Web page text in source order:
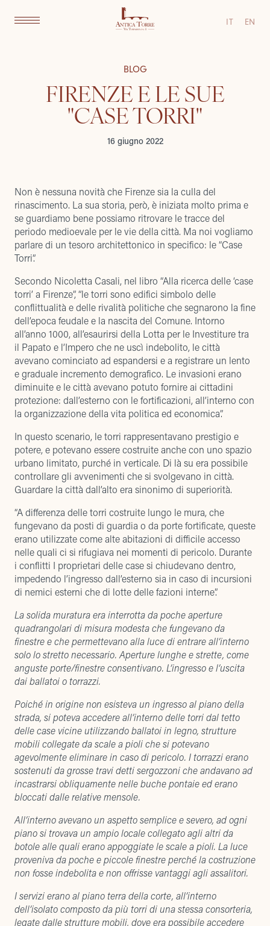
IT EN
BLOG
FIRENZE E LE SUE
"CASE TORRI"
16 giugno 2022
Non è nessuna novità che Firenze sia la culla del
rinascimento. La sua storia, però, è iniziata molto prima e
se guardiamo bene possiamo ritrovare le tracce del
periodo medioevale per le vie della città. Ma noi vogliamo
parlare di un tesoro architettonico in specifico: le “Case
Torri”.
Secondo Nicoletta Casali, nel libro “Alla ricerca delle ‘case
torri’ a Firenze”, “le torri sono edifici simbolo delle
conflittualità e delle rivalità politiche che segnarono la fine
dell’epoca feudale e la nascita del Comune. Intorno
all’anno 1000, all’esaurirsi della Lotta per le Investiture tra
il Papato e l’Impero che ne uscì indebolito, le città
avevano cominciato ad espandersi e a registrare un lento
e graduale incremento demografico. Le invasioni erano
diminuite e le città avevano potuto fornire ai cittadini
protezione: dall’esterno con le fortificazioni, all’interno con
la organizzazione della vita politica ed economica”.
In questo scenario, le torri rappresentavano prestigio e
potere, e potevano essere costruite anche con uno spazio
urbano limitato, purché in verticale. Di là su era possibile
controllare gli avvenimenti che si svolgevano in città.
Guardare la città dall’alto era sinonimo di superiorità.
“A differenza delle torri costruite lungo le mura, che
fungevano da posti di guardia o da porte fortificate, queste
erano utilizzate come alte abitazioni di difficile accesso
nelle quali ci si rifugiava nei momenti di pericolo. Durante
i conflitti I proprietari delle case si chiudevano dentro,
impedendo l’ingresso dall’esterno sia in caso di incursioni
di nemici esterni che di lotte delle fazioni interne”.
La solida muratura era interrotta da poche aperture
quadrangolari di misura modesta che fungevano da
finestre e che permettevano alla luce di entrare all’interno
solo lo stretto necessario. Aperture lunghe e strette, come
anguste porte/finestre consentivano. L’ingresso e l’uscita
dai ballatoi o torrazzi.
Poiché in origine non esisteva un ingresso al piano della
strada, si poteva accedere all’interno delle torri dal tetto
delle case vicine utilizzando ballatoi in legno, strutture
mobili collegate da scale a pioli che si potevano
agevolmente eliminare in caso di pericolo. I torrazzi erano
sostenuti da grosse travi detti sergozzoni che andavano ad
incastrarsi obliquamente nelle buche pontaie ed erano
bloccati dalle relative mensole.
All’interno avevano un aspetto semplice e severo, ad ogni
piano si trovava un ampio locale collegato agli altri da
botole alle quali erano appoggiate le scale a pioli. La luce
proveniva da poche e piccole finestre perché la costruzione
non fosse indebolita e non offrisse vantaggi agli assalitori.
I servizi erano al piano terra della corte, all’interno
dell’isolato composto da più torri di una stessa consorteria,
legate dalle strutture mobili, dove era possibile accedere